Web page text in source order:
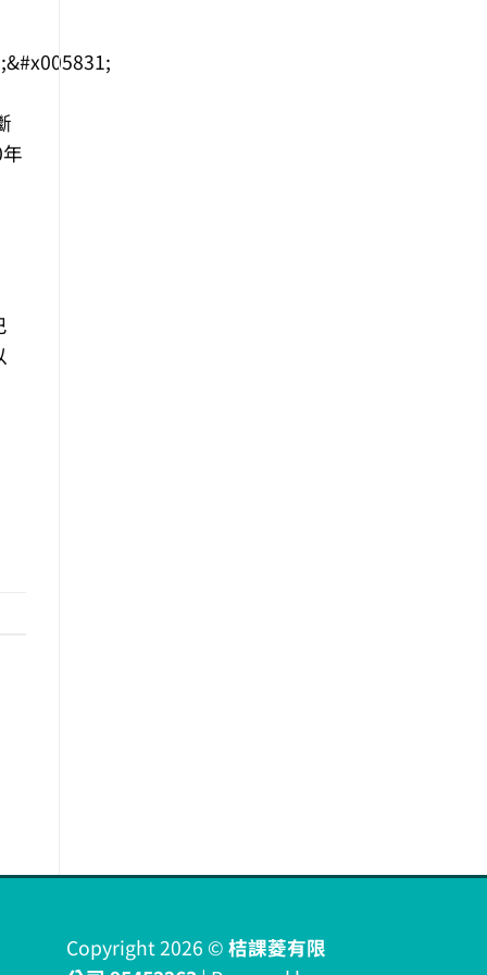
Copyright 2026 © 桔課菱有限